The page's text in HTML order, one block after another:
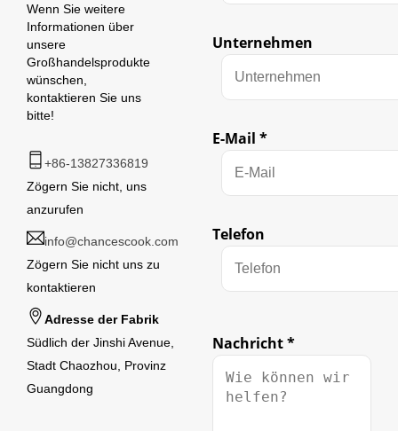
Wenn Sie weitere
Informationen über
unsere
Großhandelsprodukte
wünschen,
kontaktieren Sie uns
bitte!
+86-13827336819
Zögern Sie nicht, uns
anzurufen
info@chancescook.com
Zögern Sie nicht uns zu
kontaktieren
Adresse der Fabrik
Südlich der Jinshi Avenue,
Stadt Chaozhou, Provinz
Guangdong
Unternehmen
E-Mail*
Telefon
Nachricht*